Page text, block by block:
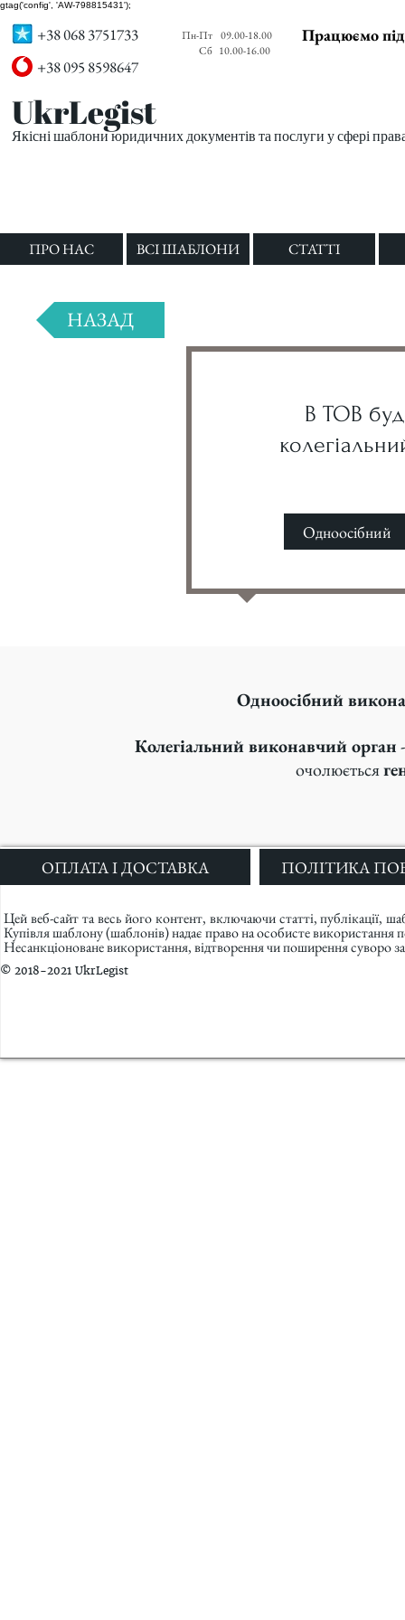
gtag('config', 'AW-798815431');
+38 068 3751733
+38 095 8598647
Пн-Пт
Сб
09.00-18.00
10.00-16.00
Працюємо
UkrLegist
Якісні шаблони юридичних документів та послуги у сфері
ПРО НАС ВСІ ШАБЛОНИ СТАТТІ
НАЗАД
В ТОВ
Одноосібний
Одноосібний
Колегіальний виконавчий орган
очолюється
ОПЛАТА І ДОСТАВКА ПОЛІТИКА
Цей веб-сайт та весь його контент, включаючи статті, публікації,
Купівля шаблону (шаблонів) надає право на особисте використання
Несанкціоноване використання, відтворення чи поширення суворо
© 2018-2021 UkrLegist